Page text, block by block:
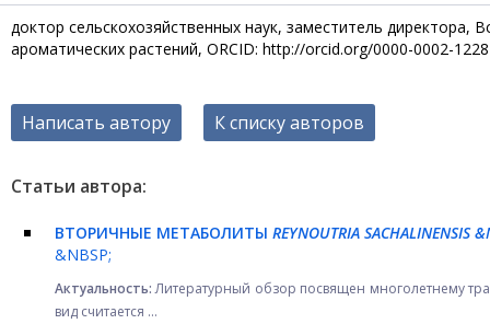
доктор сельскохозяйственных наук, заместитель директора,
ароматических растений, ORCID: http://orcid.org/0000-0002-
Написать автору К списку авторов
Статьи автора:
ВТОРИЧНЫЕ МЕТАБОЛИТЫ REYNOUTRIA SACHALINENSIS
&NBSP;
Актуальность:Литературный обзор посвящен многолетнему
вид считается ...